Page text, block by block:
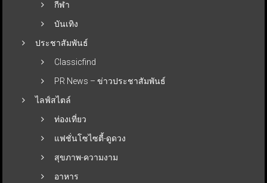
กีฬา
บันเทิง
ประชาสัมพันธ์
Classicfind
PR News – ข่าวประชาสัมพันธ์
ไลฟ์สไตล์
ท่องเที่ยว
แฟชั่นโซไซตี้-ดูดวง
สุขภาพ-ความงาม
อาหาร